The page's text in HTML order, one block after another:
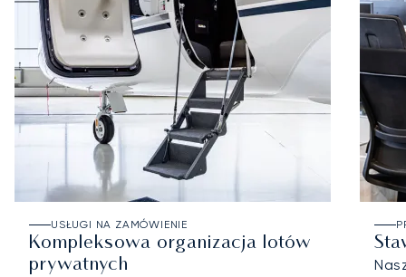
USŁUGI NA ZAMÓWIENIE
Kompleksowa organizacja lotów
prywatnych